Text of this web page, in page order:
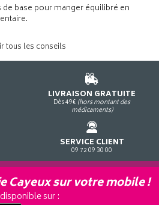
base pour manger équilibré en
tous les conseils
LIVRAISON GRATUITE
Dès 49€ (hors montant des
médicaments)
SERVICE CLIENT
09 72 09 30 00
Cayeux sur votre mobile !
sur :